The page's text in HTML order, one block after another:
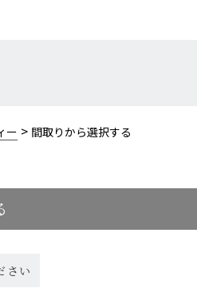
ー > 間取りから選択する
さい